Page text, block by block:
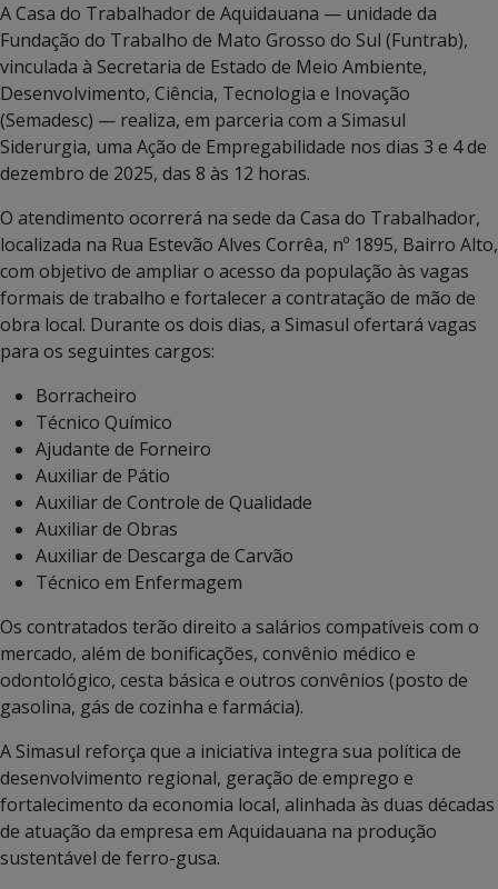
A Casa do Trabalhador de Aquidauana — unidade da
Fundação do Trabalho de Mato Grosso do Sul (Funtrab),
vinculada à Secretaria de Estado de Meio Ambiente,
Desenvolvimento, Ciência, Tecnologia e Inovação
(Semadesc) — realiza, em parceria com a Simasul
Siderurgia, uma Ação de Empregabilidade nos dias 3 e 4 de
dezembro de 2025, das 8 às 12 horas.
O atendimento ocorrerá na sede da Casa do Trabalhador,
localizada na Rua Estevão Alves Corrêa, nº 1895, Bairro Alto,
com objetivo de ampliar o acesso da população às vagas
formais de trabalho e fortalecer a contratação de mão de
obra local. Durante os dois dias, a Simasul ofertará vagas
para os seguintes cargos:
Borracheiro
Técnico Químico
Ajudante de Forneiro
Auxiliar de Pátio
Auxiliar de Controle de Qualidade
Auxiliar de Obras
Auxiliar de Descarga de Carvão
Técnico em Enfermagem
Os contratados terão direito a salários compatíveis com o
mercado, além de bonificações, convênio médico e
odontológico, cesta básica e outros convênios (posto de
gasolina, gás de cozinha e farmácia).
A Simasul reforça que a iniciativa integra sua política de
desenvolvimento regional, geração de emprego e
fortalecimento da economia local, alinhada às duas décadas
de atuação da empresa em Aquidauana na produção
sustentável de ferro-gusa.